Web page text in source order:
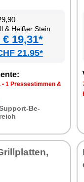
& Hei­ßer Stein
19,31*
21.95*
• 1 Pres­se­stim­men &
Be­
reich